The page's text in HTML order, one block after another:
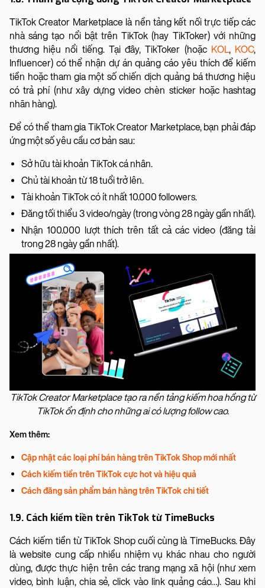
TikTok Creator Marketplace là nền tảng kết nối trực tiếp các
nhà sáng tạo nổi bật trên TikTok (hay TikToker) với những
thương hiệu nổi tiếng. Tại đây, TikToker (hoặc KOL, KOC,
Influencer) có thể nhận dự án quảng cáo yêu thích để kiếm
tiền hoặc tham gia một số chiến dịch quảng bá thương hiệu
có trả phí (như xây dựng video chèn sticker hoặc hashtag
nhãn hàng).
Để có thể tham gia TikTok Creator Marketplace, bạn phải đáp
ứng một số yêu cầu cơ bản sau:
Sở hữu tài khoản TikTok cá nhân.
Chủ tài khoản từ 18 tuổi trở lên.
Tài khoản TikTok có ít nhất 10.000 followers.
Đăng tối thiểu 3 video/ngày (trong vòng 28 ngày gần nhất).
Nhận 100.000 lượt thích trên tất cả các video (đăng tải
trong 28 ngày gần nhất).
TikTok Creator Marketplace tạo ra nền tảng kiếm hoa hồng từ
TikTok ổn định cho những ai có lượng follow cao.
Xem thêm:
Cập nhật các loại phí bán hàng trên TikTok Shop mới nhất
Cách kiếm tiền trên TikTok cực hot và hiệu quả
Cách đăng sản phẩm bán hàng trên TikTok chi tiết
1.9. Cách kiếm tiền trên TikTok từ TimeBucks
Cách kiếm tiền từ TikTok Shop cuối cùng là TimeBucks. Đây
là website cung cấp nhiều nhiệm vụ khác nhau cho người
dùng, được thực hiện trên các trang mạng xã hội (như xem
video, bình luận, chia sẻ, click vào link quảng cáo…). Sau khi